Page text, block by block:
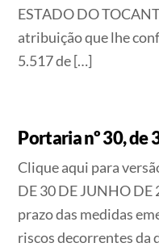
ESTADO DO
atribuição que lhe
5.517 de […]
Portaria nº 30, de
Clique aqui para
DE 30 DE JUNHO
prazo das medidas
riscos decorrentes da